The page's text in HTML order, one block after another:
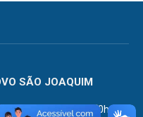
SÃO JOAQUIM
às 11:00 e 13:00h às